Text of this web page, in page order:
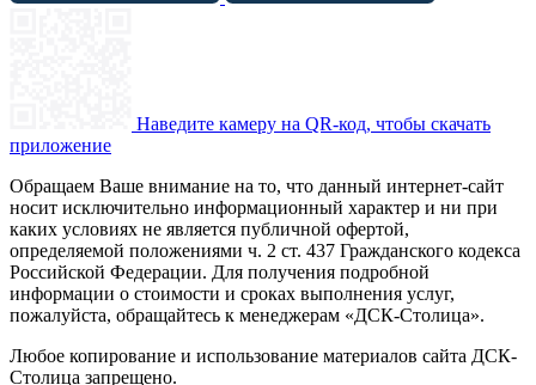
Наведите камеру на QR-код, чтобы скачать
приложение
Обращаем Ваше внимание на то, что данный интернет-сайт
носит исключительно информационный характер и ни при
каких условиях не является публичной офертой,
определяемой положениями ч. 2 ст. 437 Гражданского кодекса
Российской Федерации. Для получения подробной
информации о стоимости и сроках выполнения услуг,
пожалуйста, обращайтесь к менеджерам «ДСК-Столица».
Любое копирование и использование материалов сайта ДСК-
Столица запрещено.